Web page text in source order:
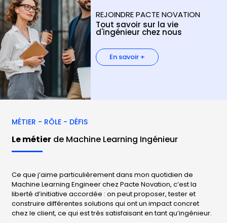
REJOINDRE PACTE NOVATION
Tout savoir sur la vie
d'ingénieur chez nous
En savoir +
MÉTIER - RÔLE - DÉFIS
Le métier de Machine Learning Ingénieur
Ce que j’aime particulièrement dans mon quotidien de
Machine Learning Engineer chez Pacte Novation, c’est la
liberté d’initiative accordée : on peut proposer, tester et
construire différentes solutions qui ont un impact concret
chez le client, ce qui est très satisfaisant en tant qu’ingénieur.